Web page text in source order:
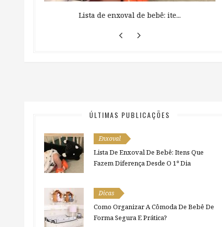
Lista de enxoval de bebê: ite...
ÚLTIMAS PUBLICAÇÕES
Enxoval
Lista De Enxoval De Bebê: Itens Que
Fazem Diferença Desde O 1º Dia
Dicas
Como Organizar A Cômoda De Bebê De
Forma Segura E Prática?